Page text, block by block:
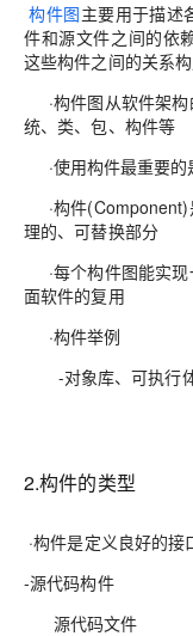
构件图主要用于描述
件和源文件之间的依
这些构件之间的关系
·构件图从软件架构
统、类、包、构件等
·使用构件最重要的
·构件(Component)
理的、可替换部分
·每个构件图能实现
面软件的复用
·构件举例
-对象库、可执行体
2.构件的类型
·构件是定义良好的
-源代码构件
源代码文件